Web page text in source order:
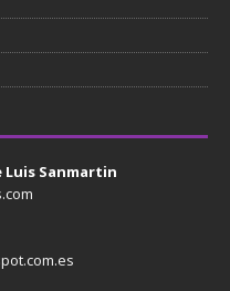
Luis Sanmartin